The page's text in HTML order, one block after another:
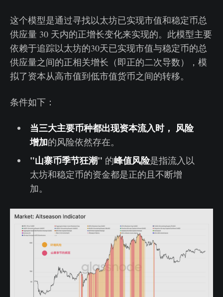
这个模型是通过寻找以太坊已实现市值和稳定币总
供应量 30 天内的正增长变化来实现的。此模型主要
依赖于追踪以太坊的30天已实现市值与稳定币的总
供应量之间的正相关增长（即正的二次导数），模
拟了资本从高市值到低市值货币之间的转移。
条件如下：
当三大主要币种都出现资本流入时， 风险
增加的风险依然存在。
"山寨币季节狂潮" 的峰值风险是指流入以
太坊和稳定币的资金都是正的且不断增
加。